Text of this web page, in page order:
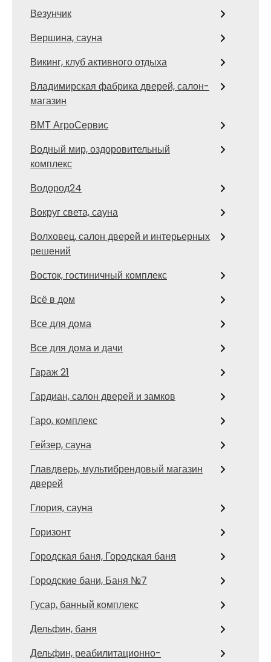
Везунчик
Вершина, сауна
Викинг, клуб активного отдыха
Владимирская фабрика дверей, салон-
магазин
ВМТ АгроСервис
Водный мир, оздоровительный
комплекс
Водород24
Вокруг света, сауна
Волховец, салон дверей и интерьерных
решений
Восток, гостиничный комплекс
Всё в дом
Все для дома
Все для дома и дачи
Гараж 21
Гардиан, салон дверей и замков
Гаро, комплекс
Гейзер, сауна
Главдверь, мультибрендовый магазин
дверей
Глория, сауна
Горизонт
Городская баня, Городская баня
Городские бани, Баня №7
Гусар, банный комплекс
Дельфин, баня
Дельфин, реабилитационно-